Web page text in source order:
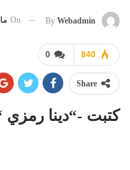
By Webadmin
On
0 840
Share
كتبت -“دينا رمزي